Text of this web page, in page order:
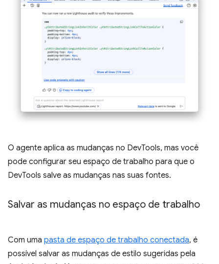
O agente aplica as mudanças no DevTools, mas você
pode configurar seu espaço de trabalho para que o
DevTools salve as mudanças nas suas fontes.
Salvar as mudanças no espaço de trabalho
Com uma pasta de espaço de trabalho conectada, é
possível salvar as mudanças de estilo sugeridas pela